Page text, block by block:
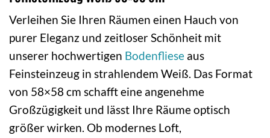
Verleihen Sie Ihren Räumen einen Hauch von
purer Eleganz und zeitloser Schönheit mit
unserer hochwertigen Bodenfliese aus
Feinsteinzeug in strahlendem Weiß. Das Format
von 58×58 cm schafft eine angenehme
Großzügigkeit und lässt Ihre Räume optisch
größer wirken. Ob modernes Loft,